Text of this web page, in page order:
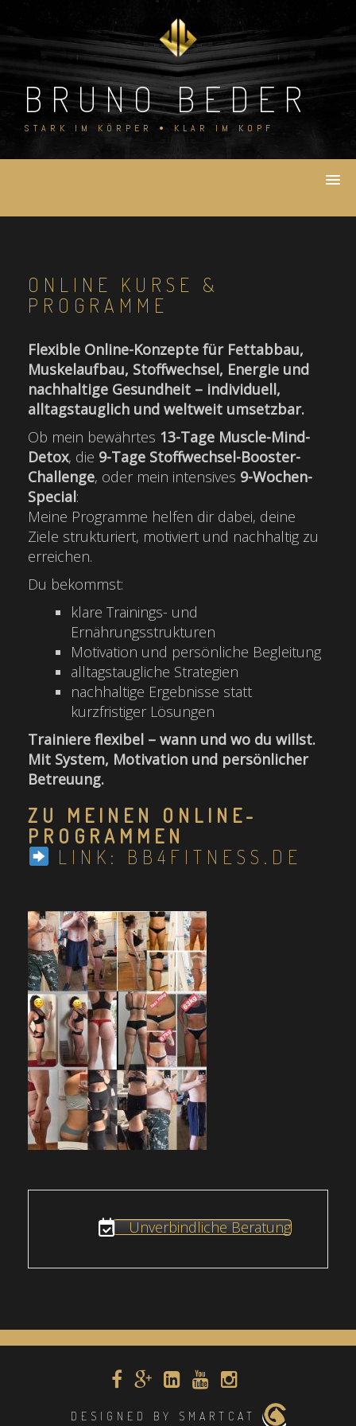
content
BRUNO BEDER
STARK IM KÖRPER • KLAR IM KOPF
ONLINE KURSE &
PROGRAMME
Flexible Online-Konzepte für Fettabbau,
Muskelaufbau, Stoffwechsel, Energie und
nachhaltige Gesundheit – individuell,
alltagstauglich und weltweit umsetzbar.
Ob mein bewährtes 13-Tage Muscle-Mind-
Detox, die 9-Tage Stoffwechsel-Booster-
Challenge, oder mein intensives 9-Wochen-
Special:
Meine Programme helfen dir dabei, deine
Ziele strukturiert, motiviert und nachhaltig zu
erreichen.
Du bekommst:
klare Trainings- und
Ernährungsstrukturen
Motivation und persönliche Begleitung
alltagstaugliche Strategien
nachhaltige Ergebnisse statt
kurzfristiger Lösungen
Trainiere flexibel – wann und wo du willst.
Mit System, Motivation und persönlicher
Betreuung.
ZU MEINEN ONLINE-
PROGRAMMEN
LINK: BB4FITNESS.DE
Unverbindliche Beratung
DESIGNED BY SMARTCAT